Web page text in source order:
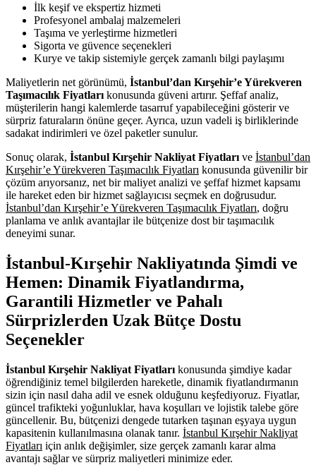
İlk keşif ve ekspertiz hizmeti
Profesyonel ambalaj malzemeleri
Taşıma ve yerleştirme hizmetleri
Sigorta ve güvence seçenekleri
Kurye ve takip sistemiyle gerçek zamanlı bilgi paylaşımı
Maliyetlerin net görünümü, İstanbul’dan Kırşehir’e Yürekveren
Taşımacılık Fiyatları konusunda güveni artırır. Şeffaf analiz,
müşterilerin hangi kalemlerde tasarruf yapabileceğini gösterir ve
sürpriz faturaların önüne geçer. Ayrıca, uzun vadeli iş birliklerinde
sadakat indirimleri ve özel paketler sunulur.
Sonuç olarak, İstanbul Kırşehir Nakliyat Fiyatları ve İstanbul’dan
Kırşehir’e Yürekveren Taşımacılık Fiyatları konusunda güvenilir bir
çözüm arıyorsanız, net bir maliyet analizi ve şeffaf hizmet kapsamı
ile hareket eden bir hizmet sağlayıcısı seçmek en doğrusudur.
İstanbul’dan Kırşehir’e Yürekveren Taşımacılık Fiyatları, doğru
planlama ve anlık avantajlar ile bütçenize dost bir taşımacılık
deneyimi sunar.
İstanbul-Kırşehir Nakliyatında Şimdi ve
Hemen: Dinamik Fiyatlandırma,
Garantili Hizmetler ve Pahalı
Sürprizlerden Uzak Bütçe Dostu
Seçenekler
İstanbul Kırşehir Nakliyat Fiyatları konusunda şimdiye kadar
öğrendiğiniz temel bilgilerden hareketle, dinamik fiyatlandırmanın
sizin için nasıl daha adil ve esnek olduğunu keşfediyoruz. Fiyatlar,
güncel trafikteki yoğunluklar, hava koşulları ve lojistik talebe göre
güncellenir. Bu, bütçenizi dengede tutarken taşınan eşyaya uygun
kapasitenin kullanılmasına olanak tanır. İstanbul Kırşehir Nakliyat
Fiyatları için anlık değişimler, size gerçek zamanlı karar alma
avantajı sağlar ve sürpriz maliyetleri minimize eder.